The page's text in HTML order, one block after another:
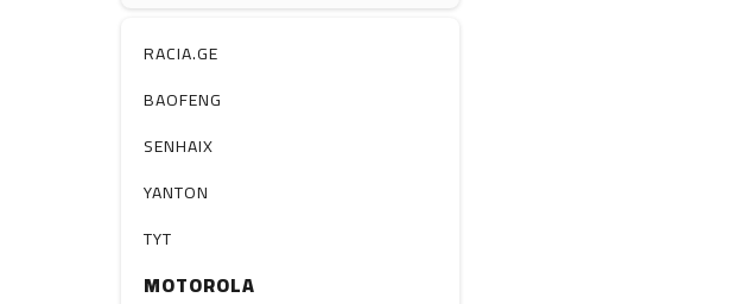
ელ. მოწყობილობები
მაგნიტი
სხვა
RACIA.GE
BAOFENG
SENHAIX
YANTON
TYT
MOTOROLA